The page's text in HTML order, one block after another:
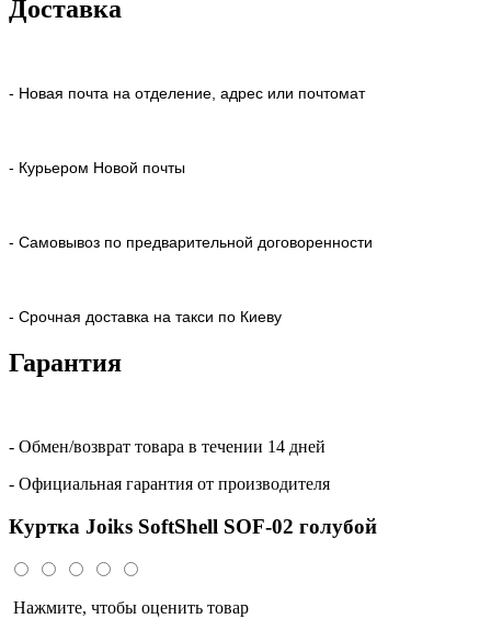
Доставка
- Новая почта на отделение, адрес или почтомат
- Курьером Новой почты
- Самовывоз по предварительной договоренности
- Срочная доставка на такси по Киеву
Гарантия
- Обмен/возврат товара в течении 14 дней
- Официальная гарантия от производителя
Куртка Joiks SoftShell SOF-02 голубой
Нажмите, чтобы оценить товар